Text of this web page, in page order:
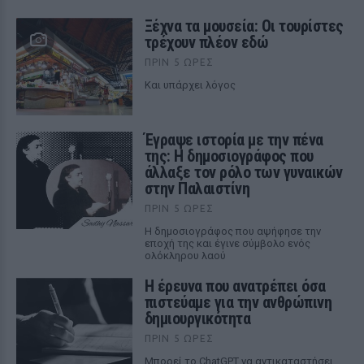
Ξέχνα τα μουσεία: Οι τουρίστες
τρέχουν πλέον εδώ
ΠΡΙΝ 5 ΏΡΕΣ
Και υπάρχει λόγος
Έγραψε ιστορία με την πένα
της: Η δημοσιογράφος που
άλλαξε τον ρόλο των γυναικών
στην Παλαιστίνη
ΠΡΙΝ 5 ΏΡΕΣ
Η δημοσιογράφος που αψήφησε την
εποχή της και έγινε σύμβολο ενός
ολόκληρου λαού
Η έρευνα που ανατρέπει όσα
πιστεύαμε για την ανθρώπινη
δημιουργικότητα
ΠΡΙΝ 5 ΏΡΕΣ
Mπορεί το ChatGPT να αντικαταστήσει